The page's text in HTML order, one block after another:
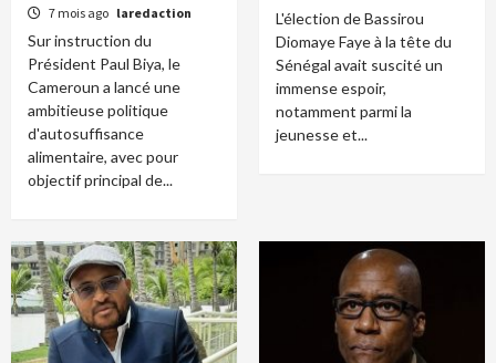
7 mois ago laredaction
Sur instruction du
Président Paul Biya, le
Cameroun a lancé une
ambitieuse politique
d'autosuffisance
alimentaire, avec pour
objectif principal de...
L'élection de Bassirou
Diomaye Faye à la tête du
Sénégal avait suscité un
immense espoir,
notamment parmi la
jeunesse et...